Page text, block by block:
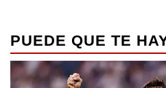
PUEDE QUE TE